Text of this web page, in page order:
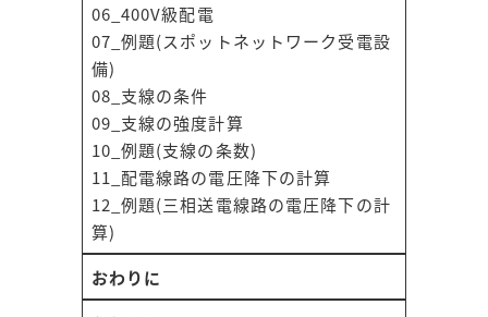
06_400V級配電
07_例題(スポットネットワーク受電設
備)
08_支線の条件
09_支線の強度計算
10_例題(支線の条数)
11_配電線路の電圧降下の計算
12_例題(三相送電線路の電圧降下の計
算)
おわりに